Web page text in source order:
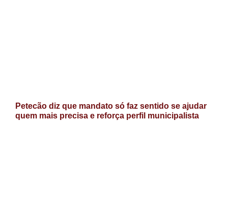
Petecão diz que mandato só faz sentido se ajudar
quem mais precisa e reforça perfil municipalista